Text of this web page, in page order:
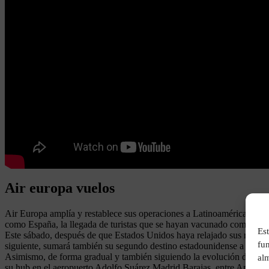
Air europa vuelos
Air Europa amplía y restablece sus operaciones a Latinoamérica y
como España, la llegada de turistas que se hayan vacunado
Este sábado, después de que Estados Unidos haya relajado sus
siguiente, sumará también su segundo destino estadounidense a su
Asimismo, de forma gradual y también siguiendo la evolución de la